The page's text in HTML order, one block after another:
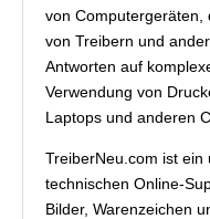
von Computergeräten,
von Treibern und
Antworten auf
Verwendung von
Laptops und anderen
TreiberNeu.com ist
technischen Online-
Bilder, Warenzeichen